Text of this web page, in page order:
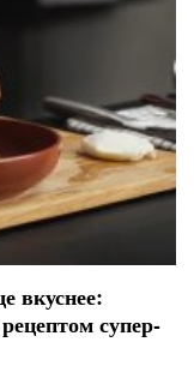
вкуснее:
супер-